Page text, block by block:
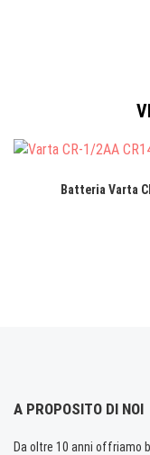
Batteria Varta
A PROPOSITO DI NOI
Da oltre 10 anni offriamo